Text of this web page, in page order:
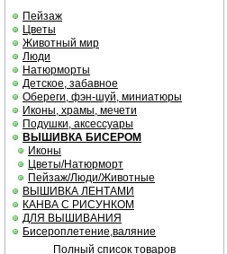
Пейзаж
Цветы
Животный мир
Люди
Натюрморты
Детское, забавное
Обереги, фэн-шуй, миниатюры
Иконы, храмы, мечети
Подушки, аксессуары
ВЫШИВКА БИСЕРОМ
Иконы
Цветы/Натюрморт
Пейзаж/Люди/Животные
ВЫШИВКА ЛЕНТАМИ
КАНВА С РИСУНКОМ
ДЛЯ ВЫШИВАНИЯ
Бисероплетение,валяние
Полный список товаров